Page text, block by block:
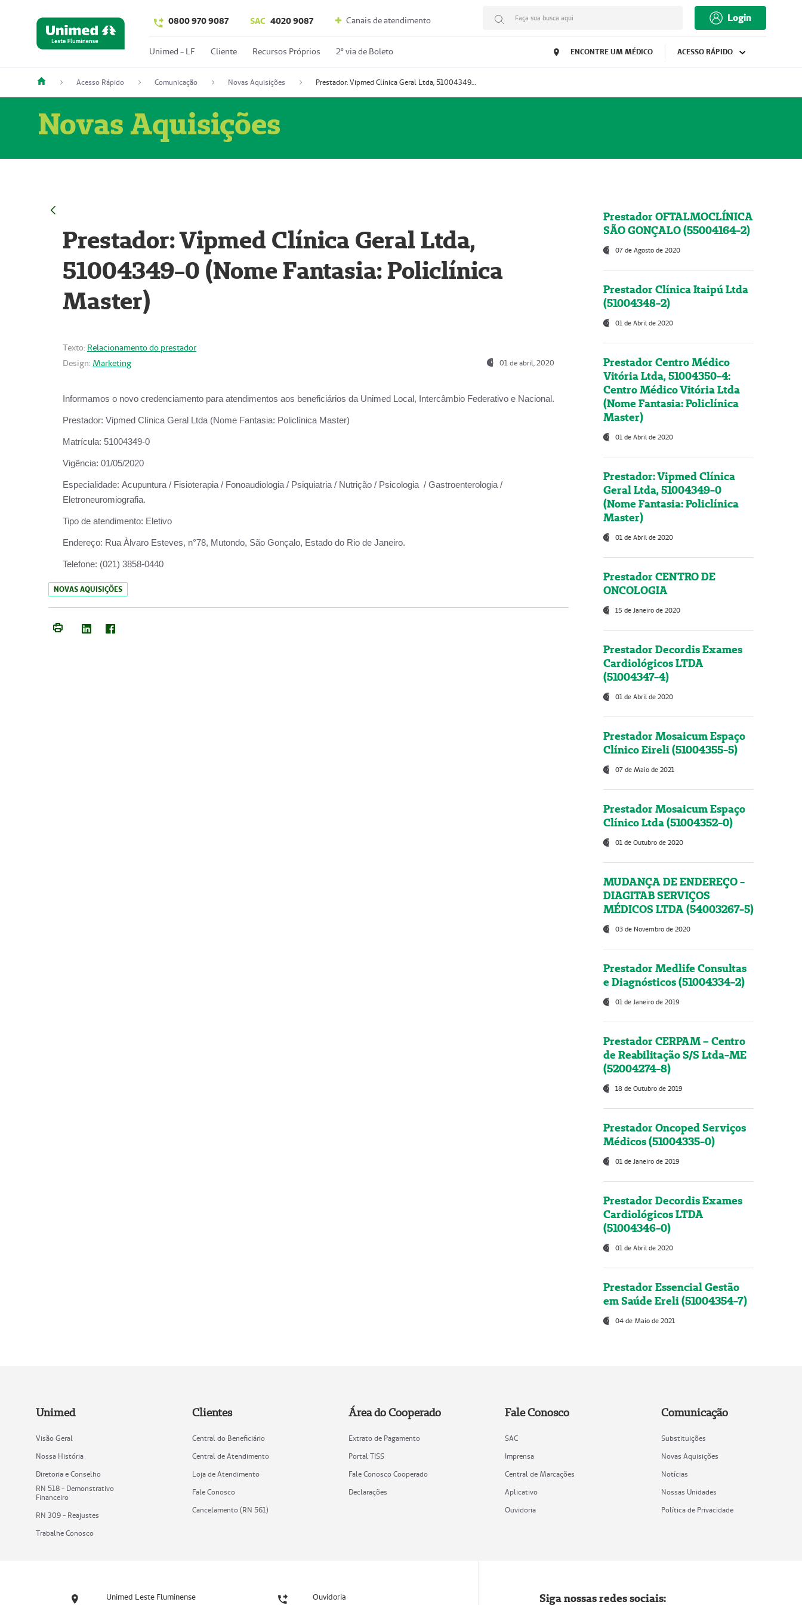
0800 970 9087 SAC 4020 9087 Canais de atendimento Faça sua busca aqui Login
Unimed - LF Cliente Recursos Próprios 2º via de Boleto ENCONTRE UM MÉDICO ACESSO RÁPIDO
Acesso Rápido Comunicação Novas Aquisições Prestador: Vipmed Clínica Geral Ltda, 51004349-0 (Nome Fantasia: Policlínica Master)
Novas Aquisições
Prestador: Vipmed Clínica Geral Ltda,
51004349-0 (Nome Fantasia: Policlínica
Master)
Texto: Relacionamento do prestador
Design: Marketing 01 de abril, 2020
Informamos o novo credenciamento para atendimentos aos beneficiários da Unimed Local, Intercâmbio Federativo e Nacional.
Prestador: Vipmed Clínica Geral Ltda (Nome Fantasia: Policlínica Master)
Matrícula: 51004349-0
Vigência: 01/05/2020
Especialidade: Acupuntura / Fisioterapia / Fonoaudiologia / Psiquiatria / Nutrição / Psicologia / Gastroenterologia /
Eletroneuromiografia.
Tipo de atendimento: Eletivo
Endereço: Rua Àlvaro Esteves, n°78, Mutondo, São Gonçalo, Estado do Rio de Janeiro.
Telefone: (021) 3858-0440
NOVAS AQUISIÇÕES
Prestador OFTALMOCLÍNICA
SÃO GONÇALO (55004164-2)
07 de Agosto de 2020
Prestador Clínica Itaipú Ltda
(51004348-2)
01 de Abril de 2020
Prestador Centro Médico
Vitória Ltda, 51004350-4:
Centro Médico Vitória Ltda
(Nome Fantasia: Policlínica
Master)
01 de Abril de 2020
Prestador: Vipmed Clínica
Geral Ltda, 51004349-0
(Nome Fantasia: Policlínica
Master)
01 de Abril de 2020
Prestador CENTRO DE
ONCOLOGIA
15 de Janeiro de 2020
Prestador Decordis Exames
Cardiológicos LTDA
(51004347-4)
01 de Abril de 2020
Prestador Mosaicum Espaço
Clínico Eireli (51004355-5)
07 de Maio de 2021
Prestador Mosaicum Espaço
Clínico Ltda (51004352-0)
01 de Outubro de 2020
MUDANÇA DE ENDEREÇO -
DIAGITAB SERVIÇOS
MÉDICOS LTDA (54003267-5)
03 de Novembro de 2020
Prestador Medlife Consultas
e Diagnósticos (51004334-2)
01 de Janeiro de 2019
Prestador CERPAM – Centro
de Reabilitação S/S Ltda-ME
(52004274-8)
18 de Outubro de 2019
Prestador Oncoped Serviços
Médicos (51004335-0)
01 de Janeiro de 2019
Prestador Decordis Exames
Cardiológicos LTDA
(51004346-0)
01 de Abril de 2020
Prestador Essencial Gestão
em Saúde Ereli (51004354-7)
04 de Maio de 2021
Unimed
Visão Geral
Nossa História
Diretoria e Conselho
RN 518 - Demonstrativo
Financeiro
RN 309 - Reajustes
Trabalhe Conosco
Clientes
Central do Beneficiário
Central de Atendimento
Loja de Atendimento
Fale Conosco
Cancelamento (RN 561)
Área do Cooperado
Extrato de Pagamento
Portal TISS
Fale Conosco Cooperado
Declarações
Fale Conosco
SAC
Imprensa
Central de Marcações
Aplicativo
Ouvidoria
Comunicação
Substituições
Novas Aquisições
Notícias
Nossas Unidades
Política de Privacidade
Unimed Leste Fluminense Ouvidoria Siga nossas redes sociais: